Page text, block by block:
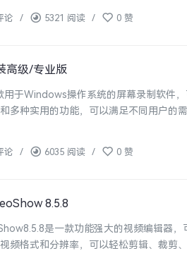
论 / 5321 阅读 / 0 赞
高级/专业版
用于Windows操作系统的屏幕录制软件
多种实用的功能，可以满足不同用户的
论 / 6035 阅读 / 0 赞
8.5.8
是一款功能强大的视频编辑器
频格式和分辨率，可以轻松剪辑、裁剪